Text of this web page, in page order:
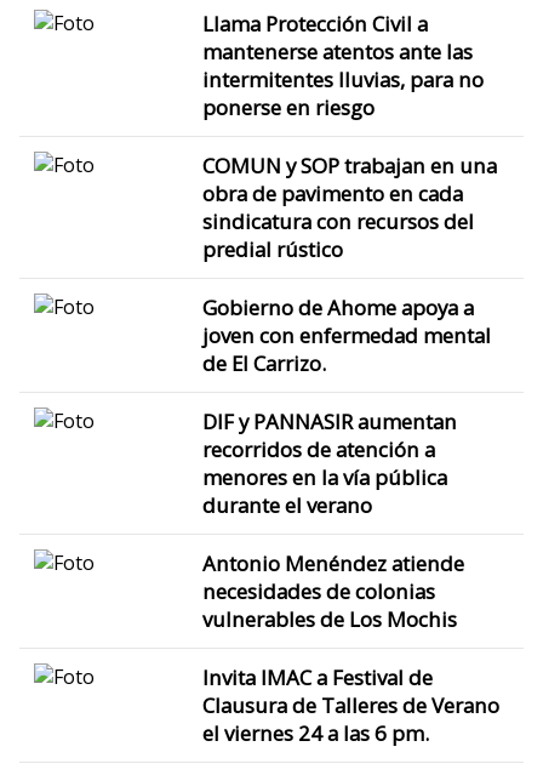
Llama Protección Civil a
mantenerse atentos ante las
intermitentes lluvias, para no
ponerse en riesgo
COMUN y SOP trabajan en una
obra de pavimento en cada
sindicatura con recursos del
predial rústico
Gobierno de Ahome apoya a
joven con enfermedad mental
de El Carrizo.
DIF y PANNASIR aumentan
recorridos de atención a
menores en la vía pública
durante el verano
Antonio Menéndez atiende
necesidades de colonias
vulnerables de Los Mochis
Invita IMAC a Festival de
Clausura de Talleres de Verano
el viernes 24 a las 6 pm.